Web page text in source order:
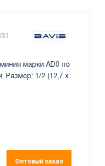
марки AD0 по
Размер: 1/2 (12,7 х
Оптовый заказ